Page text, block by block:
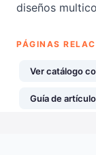
diseños
PÁGINAS
Ver catálogo
Guía de